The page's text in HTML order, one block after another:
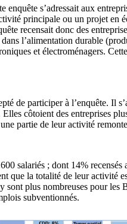
s’adressait aux
principale ou un projet
recensait donc des
l’alimentation durable
et électroménagers.
de participer à l’enquête. Il
côtoient des entreprises
partie de leur activité
salariés ; dont 14%
que la totalité de leur activité
sont plus nombreuses pour
subventionnés.